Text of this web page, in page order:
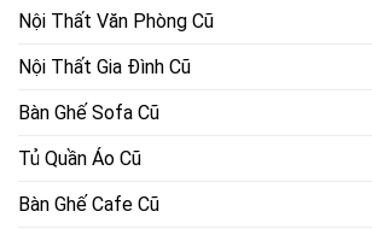
Nội Thất Văn Phòng Cũ
Nội Thất Gia Đình Cũ
Bàn Ghế Sofa Cũ
Tủ Quần Áo Cũ
Bàn Ghế Cafe Cũ